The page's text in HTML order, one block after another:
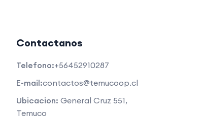
Contactanos
Telefono:+56452910287
E-mail:contactos@temucoop.cl
Ubicacion: General Cruz 551,
Temuco